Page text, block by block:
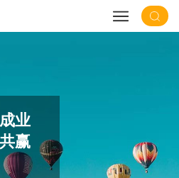
业
赢